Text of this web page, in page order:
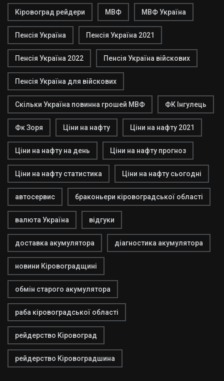
Кіровоград рейдери МВФ МВФ Україна
Пенсія Україна Пенсія Україна 2021
Пенсія Україна 2022 Пенсія Україна війскових
Пенсія Україна для війскових
Скільки Україна повинна грошей МВФ ФК Інгулець
Фк Зоря Ціни на нафту Ціни на нафту 2021
Ціни на нафту на день Ціни на нафту прогноз
Ціни на нафту статистика Ціни на нафту сьогодні
автосервис браконьери кіровоградської області
валюта Україна відгуки
доставка акумулятора діагностика акумулятора
новини Кіровоградщині
обмін старого акумулятора
раба кіровоградської області
рейдерство Кіровоград
рейдерство Кіровоградшина